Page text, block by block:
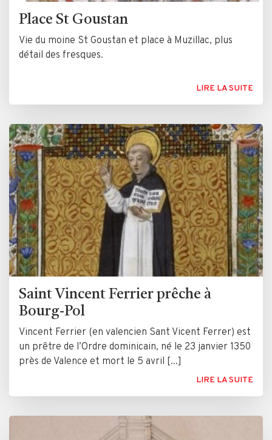
Place St Goustan
Vie du moine St Goustan et place à Muzillac, plus
détail des fresques.
LIRE LA SUITE
Saint Vincent Ferrier prêche à
Bourg-Pol
Vincent Ferrier (en valencien Sant Vicent Ferrer) est
un prêtre de l’Ordre dominicain, né le 23 janvier 1350
près de Valence et mort le 5 avril [...]
LIRE LA SUITE